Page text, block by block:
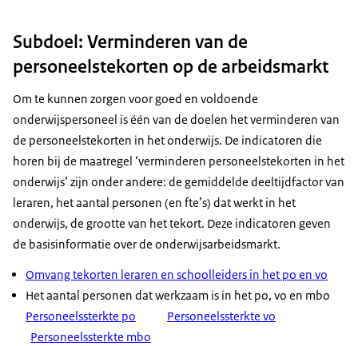
Subdoel: Verminderen van de
personeelstekorten op de arbeidsmarkt
Om te kunnen zorgen voor goed en voldoende
onderwijspersoneel is één van de doelen het verminderen van
de personeelstekorten in het onderwijs. De indicatoren die
horen bij de maatregel ‘verminderen personeelstekorten in het
onderwijs’ zijn onder andere: de gemiddelde deeltijdfactor van
leraren, het aantal personen (en fte’s) dat werkt in het
onderwijs, de grootte van het tekort. Deze indicatoren geven
de basisinformatie over de onderwijsarbeidsmarkt.
Omvang tekorten leraren en schoolleiders in het po en vo
Het aantal personen dat werkzaam is in het po, vo en mbo
Personeelssterkte po
Personeelssterkte vo
Personeelssterkte mbo